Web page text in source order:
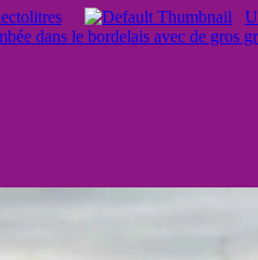
dans le bordelais avec de gros